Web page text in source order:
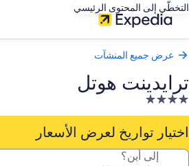
التخطّي إلى المحتوى الرئيسي
عرض جميع المنشآت
ترايدينت هوتل
منشأة
فندقية
مصنفة
4.0
اختيار تواريخ لعرض الأسعار
إلى أين؟